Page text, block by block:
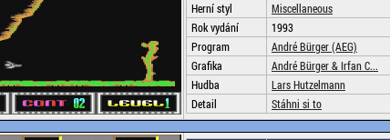
Herní styl
Miscellaneous
Rok vydání
1993
Program
André Bürger (AEG)
Grafika
André Bürger & Irfan C...
Hudba
Lars Hutzelmann
Detail
Stáhni si to